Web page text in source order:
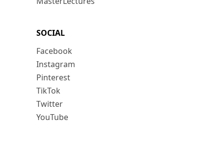
SOCIAL
Facebook
Instagram
Pinterest
TikTok
Twitter
YouTube